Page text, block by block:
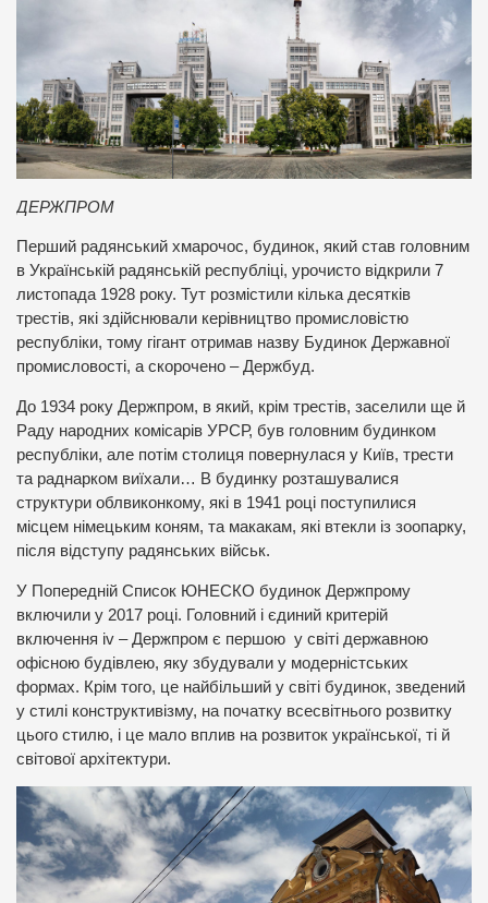
ДЕРЖПРОМ
Перший радянський хмарочос, будинок, який став головним
в Українській радянській республіці, урочисто відкрили 7
листопада 1928 року. Тут розмістили кілька десятків
трестів, які здійснювали керівництво промисловістю
республіки, тому гігант отримав назву Будинок Державної
промисловості, а скорочено – Держбуд.
До 1934 року Держпром, в який, крім трестів, заселили ще й
Раду народних комісарів УРСР, був головним будинком
республіки, але потім столиця повернулася у Київ, трести
та раднарком виїхали… В будинку розташувалися
структури облвиконкому, які в 1941 році поступилися
місцем німецьким коням, та макакам, які втекли із зоопарку,
після відступу радянських військ.
У Попередній Список ЮНЕСКО будинок Держпрому
включили у 2017 році. Головний і єдиний критерій
включення iv – Держпром є першою у світі державною
офісною будівлею, яку збудували у модерністських
формах. Крім того, це найбільший у світі будинок, зведений
у стилі конструктивізму, на початку всесвітнього розвитку
цього стилю, і це мало вплив на розвиток української, ті й
світової архітектури.